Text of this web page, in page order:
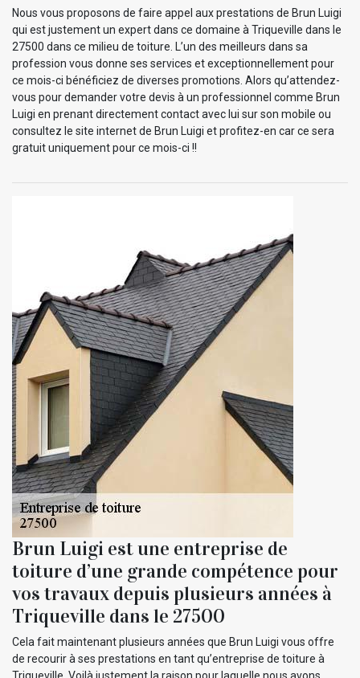
Nous vous proposons de faire appel aux prestations de Brun Luigi
qui est justement un expert dans ce domaine à Triqueville dans le
27500 dans ce milieu de toiture. L’un des meilleurs dans sa
profession vous donne ses services et exceptionnellement pour
ce mois-ci bénéficiez de diverses promotions. Alors qu’attendez-
vous pour demander votre devis à un professionnel comme Brun
Luigi en prenant directement contact avec lui sur son mobile ou
consultez le site internet de Brun Luigi et profitez-en car ce sera
gratuit uniquement pour ce mois-ci !!
Brun Luigi est une entreprise de
toiture d’une grande compétence pour
vos travaux depuis plusieurs années à
Triqueville dans le 27500
Cela fait maintenant plusieurs années que Brun Luigi vous offre
de recourir à ses prestations en tant qu’entreprise de toiture à